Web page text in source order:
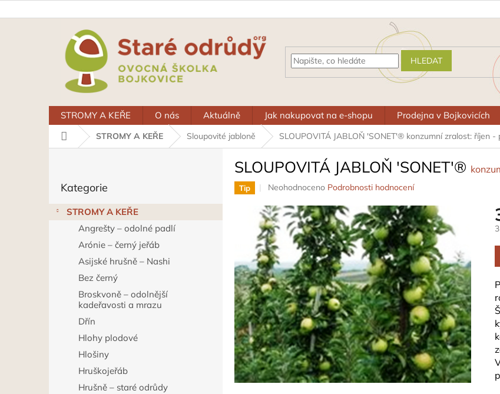
na
HLEDAT
STROMY A KEŘE O nás Aktuálně Jak nakupovat na e-shopu Prodejna v Bojkovicích
Domů STROMY A KEŘE Sloupovité jabloně SLOUPOVITÁ JABLOŇ 'SONET'® konzumní zralost: říjen -
kategorie
Kategorie
STROMY A KEŘE
Angrešty – odolné padlí
Arónie – černý jeřáb
Asijské hrušně – Nashi
Bez černý
Broskvoně – odolnější
kadeřavosti a mrazu
Dřín
Hlohy plodové
Hlošiny
Hruškojeřáb
Hrušně – staré odrůdy
SLOUPOVITÁ JABLOŇ 'SONET'®
Tip
Průměrné
produktu
je
0,0
z
5
hvězdiček.
Neohodnoceno Podrobnosti hodnocení